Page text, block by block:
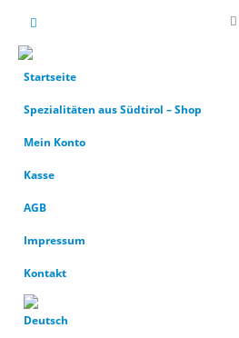
Startseite
Spezialitäten aus Südtirol – Shop
Mein Konto
Kasse
AGB
Impressum
Kontakt